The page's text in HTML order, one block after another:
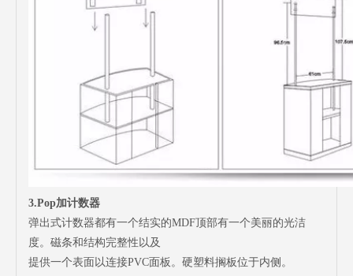
3.Pop加计数器
弹出式计数器都有一个结实的MDF顶部有一个美丽的光洁
度。磁条和结构完整性以及
提供一个表面以连接PVC面板。硬塑料搁板位于内侧。